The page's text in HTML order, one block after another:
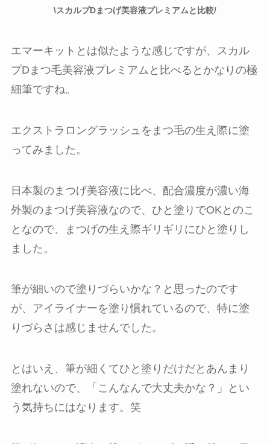
\スカルプDまつげ美容液プレミアムと比較/
エマーキットとは似たような感じですが、スカル
プDまつ毛美容液プレミアムと比べるとかなりの極
細筆ですね。
エクストラロングラッシュをまつ毛の生え際に塗
ってみました。
日本製のまつげ美容液に比べ、配合濃度が濃い海
外製のまつげ美容液なので、ひと塗りでOKとのこ
となので、まつげの生え際ギリギリにひと塗りし
ました。
筆が細いので塗りづらいかな？と思ったのです
が、アイライナーを塗り慣れているので、特に塗
りづらさは感じませんでした。
とはいえ、筆が細くてひと塗りだけだとあんまり
塗れないので、「こんなんで大丈夫かな？」とい
う気持ちにはなります。笑